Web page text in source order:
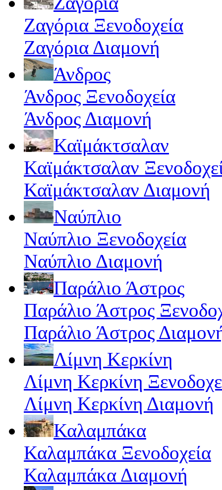
Ζαγόρια Ξενοδοχεία
Ζαγόρια Διαμονή
Άνδρος
Άνδρος Ξενοδοχεία
Άνδρος Διαμονή
Καϊμάκτσαλαν
Καϊμάκτσαλαν
Καϊμάκτσαλαν Διαμονή
Ναύπλιο
Ναύπλιο Ξενοδοχεία
Ναύπλιο Διαμονή
Παράλιο Άστρος
Παράλιο Άστρος
Παράλιο Άστρος
Λίμνη Κερκίνη
Λίμνη Κερκίνη
Λίμνη Κερκίνη Διαμονή
Καλαμπάκα
Καλαμπάκα Ξενοδοχεία
Καλαμπάκα Διαμονή